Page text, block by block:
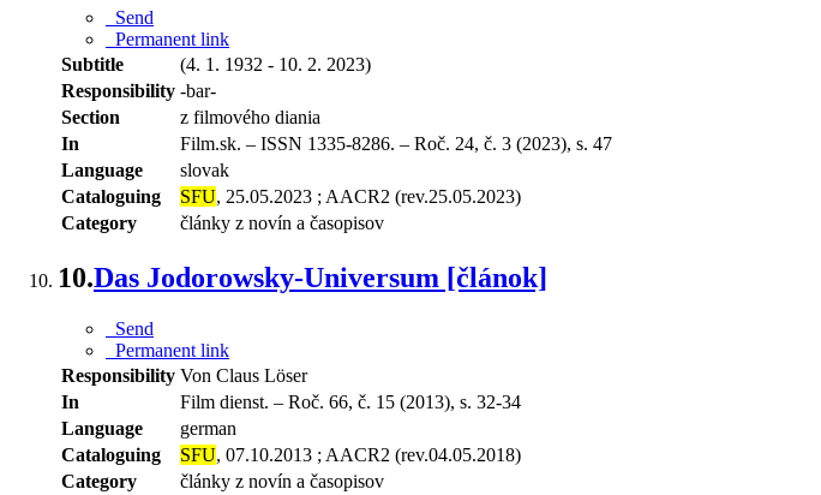
Send
Permanent link
Subtitle
(4. 1. 1932 - 10. 2. 2023)
Responsibility -bar-
Section
z filmového diania
In
Film.sk. – ISSN 1335-8286. – Roč. 24, č. 3 (2023), s. 47
Language
slovak
Cataloguing
SFU, 25.05.2023 ; AACR2 (rev.25.05.2023)
Category
články z novín a časopisov
10.Das Jodorowsky-Universum [článok]
Send
Permanent link
Responsibility Von Claus Löser
In
Film dienst. – Roč. 66, č. 15 (2013), s. 32-34
Language
german
Cataloguing
SFU, 07.10.2013 ; AACR2 (rev.04.05.2018)
Category
články z novín a časopisov